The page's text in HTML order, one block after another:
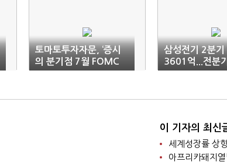
토마토투자자문, ‘증시
의 분기점 7월 FOMC
주도 업종과 종목은?’ 유
삼성전기 2분기
3601억...전분
2%↓
이 기자의 최신
세계성장률 상
아프리카돼지